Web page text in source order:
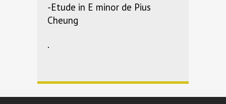
-Etude in E minor de Pius
Cheung
.